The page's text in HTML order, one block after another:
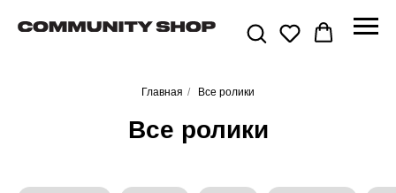
Главная / Все ролики
Все ролики